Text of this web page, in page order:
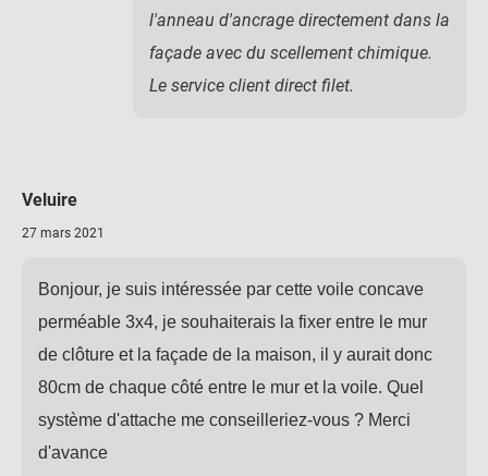
l'anneau d'ancrage directement dans la
façade avec du scellement chimique.
Le service client direct filet.
Veluire
27 mars 2021
Bonjour, je suis intéressée par cette voile concave
perméable 3x4, je souhaiterais la fixer entre le mur
de clôture et la façade de la maison, il y aurait donc
80cm de chaque côté entre le mur et la voile. Quel
système d'attache me conseilleriez-vous ? Merci
d'avance